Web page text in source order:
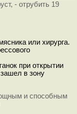
- отрубить 19
или хирурга.
при открытии
в зону
и способным